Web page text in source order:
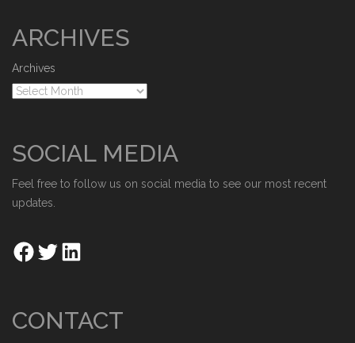
ARCHIVES
Archives
SOCIAL MEDIA
Feel free to follow us on social media to see our most recent
updates.
CONTACT